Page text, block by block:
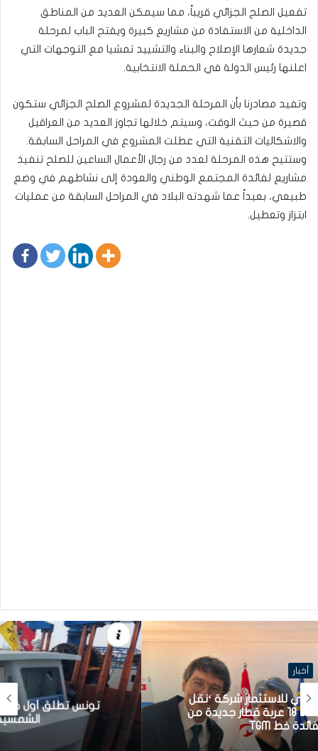
تفعيل الصلح الجزائي قريباً، مما سيمكن العديد من المناطق
الداخلية من الاستفادة من مشاريع كبيرة ويفتح الباب لمرحلة
جديدة شعارها الإصلاح والبناء والتشييد تمشيا مع التوجهات التي
اعلنها رئيس الدولة في الحملة الانتخابية.
وتفيد مصادرنا بأن المرحلة الجديدة لمشروع الصلح الجزائي ستكون
قصيرة من حيث الوقت، وسيتم خلالها تجاوز العديد من العراقيل
والاشكاليات التقنية التي عطلت المشروع في المراحل السابقة.
وستتيح هذه المرحلة لعدد من رجال الأعمال الساعين للصلح تنفيذ
مشاريع لفائدة المجتمع الوطني والعودة إلى نشاطهم في وضع
طبيعي، بعيداً عما شهدته البلاد في المراحل السابقة من عمليات
ابتزاز وتعطيل.
تونس تطلق أول قارب صيد كهربائي يعمل بالطاقة
الشمسية في المتوسط